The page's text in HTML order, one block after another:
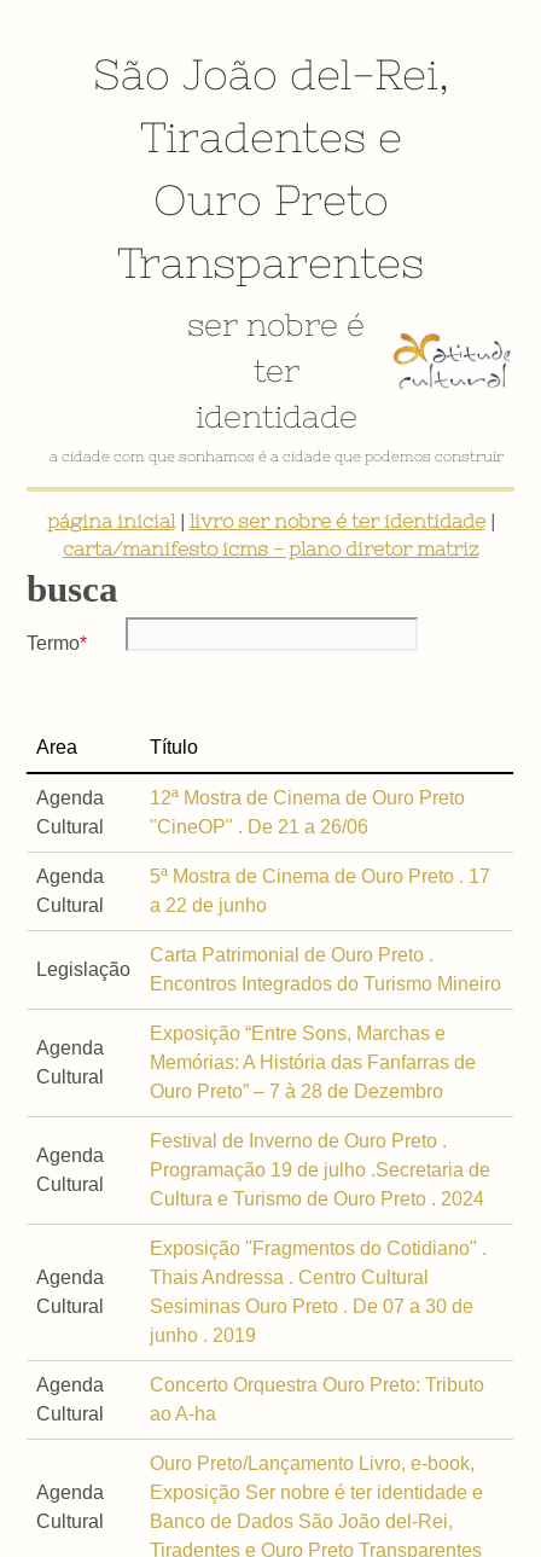
São João del-Rei,
Tiradentes e
Ouro Preto
Transparentes
ser nobre é
ter
identidade
a cidade com que sonhamos é a cidade que podemos construir
página inicial| livro ser nobre é ter identidade|
carta/manifesto icms - plano diretor matriz
busca
Termo
Area Título
Agenda
Cultural
12ª Mostra de Cinema de Ouro Preto
"CineOP" . De 21 a 26/06
Agenda
Cultural
5ª Mostra de Cinema de Ouro Preto . 17
a 22 de junho
Legislação
Carta Patrimonial de Ouro Preto .
Encontros Integrados do Turismo Mineiro
Agenda
Cultural
Exposição “Entre Sons, Marchas e
Memórias: A História das Fanfarras de
Ouro Preto” – 7 à 28 de Dezembro
Agenda
Cultural
Festival de Inverno de Ouro Preto .
Programação 19 de julho .Secretaria de
Cultura e Turismo de Ouro Preto . 2024
Agenda
Cultural
Exposição "Fragmentos do Cotidiano" .
Thais Andressa . Centro Cultural
Sesiminas Ouro Preto . De 07 a 30 de
junho . 2019
Agenda
Cultural
Concerto Orquestra Ouro Preto: Tributo
ao A-ha
Agenda
Cultural
Ouro Preto/Lançamento Livro, e-book,
Exposição Ser nobre é ter identidade e
Banco de Dados São João del-Rei,
Tiradentes e Ouro Preto Transparentes